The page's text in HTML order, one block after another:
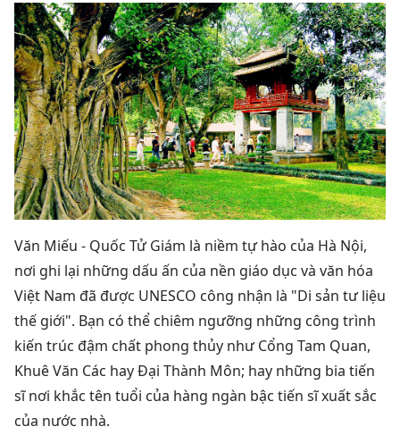
Văn Miếu - Quốc Tử Giám là niềm tự hào của Hà Nội,
nơi ghi lại những dấu ấn của nền giáo dục và văn hóa
Việt Nam đã được UNESCO công nhận là "Di sản tư liệu
thế giới". Bạn có thể chiêm ngưỡng những công trình
kiến ​​trúc đậm chất phong thủy như Cổng Tam Quan,
Khuê Văn Các hay Đại Thành Môn; hay những bia tiến
sĩ nơi khắc tên tuổi của hàng ngàn bậc tiến sĩ xuất sắc
của nước nhà.